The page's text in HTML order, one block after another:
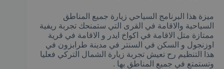
ميزة هذا البرنامج السياحي زيارة جميع المناطق
السياحية والاقامة في القرى التي ستمنحك تجربة ريفية
ممتازة متل الاقامة في اكواخ ايدر و الاقامة في قرية
اوزنجول و السكن في السنتر في مدينة طرابزون في
هذا التنظيم رح تعيش تجربة زيارة الشمال التركي فعليا
وتستمتع في جميع المناطق بها .